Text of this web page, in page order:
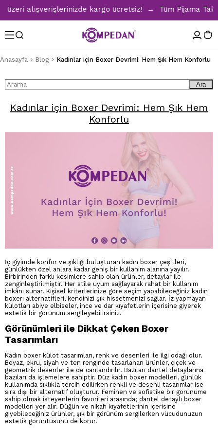
alışverişlerinizde kargo ücretsiz! → Tüm Pijama
Anasayfa Blog Kadınlar için Boxer Devrimi: Hem Şık Hem Konforlu
Ara
Kadınlar için Boxer Devrimi: Hem Şık Hem
Konforlu
İç giyimde konfor ve şıklığı buluşturan kadın boxer çeşitleri,
günlükten özel anlara kadar geniş bir kullanım alanına yayılır.
Birbirinden farklı kesimlere sahip olan ürünler, detaylar ile
zenginleştirilmiştir. Her stile uyum sağlayarak rahat bir kullanım
imkânı sunar. Kişisel kriterlerinize göre seçim yapabileceğiniz kadın
boxerı alternatifleri, kendinizi şık hissetmenizi sağlar. İz yapmayan
külotları abiye elbiseler, ince ve dar kıyafetlerin içerisine giyerek
estetik bir görünüm sergileyebilirsiniz.
Görünümleri ile Dikkat Çeken Boxer
Tasarımları
Kadın boxer külot tasarımları, renk ve desenleri ile ilgi odağı olur.
Beyaz, ekru, siyah ve ten renginde tasarlanan ürünler, çiçek ve
geometrik desenler ile de canlandırılır. Bazıları dantel detaylarına
bazıları da işlemelere sahiptir. Düz kadın boxer modelleri, günlük
kullanımda sıklıkla tercih edilirken renkli ve desenli tasarımlar ise
sıra dışı bir alternatif oluşturur. Feminen ve sofistike bir görünüme
sahip olmak isteyenlerin favorileri arasında; dantel detaylı boxer
modelleri yer alır. Düğün ve nikah kıyafetlerinin içerisine
giyebileceğiniz ürünler, şık bir görünüm sergilerken vücudunuzun
estetik görüntüsünü de korur.